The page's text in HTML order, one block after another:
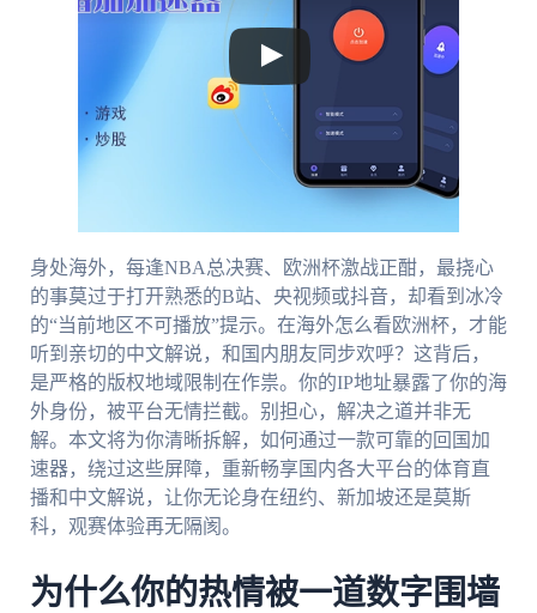
身处海外，每逢NBA总决赛、欧洲杯激战正酣，最挠心
的事莫过于打开熟悉的B站、央视频或抖音，却看到冰冷
的“当前地区不可播放”提示。在海外怎么看欧洲杯，才能
听到亲切的中文解说，和国内朋友同步欢呼？这背后，
是严格的版权地域限制在作祟。你的IP地址暴露了你的海
外身份，被平台无情拦截。别担心，解决之道并非无
解。本文将为你清晰拆解，如何通过一款可靠的回国加
速器，绕过这些屏障，重新畅享国内各大平台的体育直
播和中文解说，让你无论身在纽约、新加坡还是莫斯
科，观赛体验再无隔阂。
为什么你的热情被一道数字围墙